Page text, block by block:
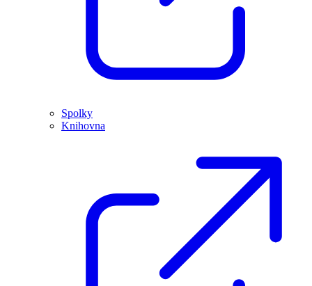
Spolky
Knihovna